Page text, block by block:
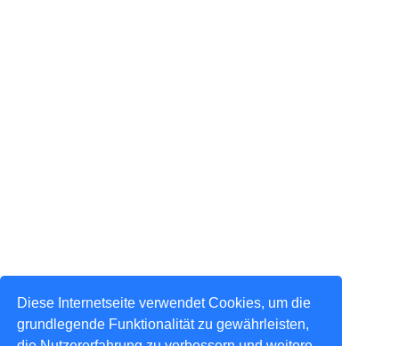
Diese Internetseite verwendet Cookies, um die
grundlegende Funktionalität zu gewährleisten,